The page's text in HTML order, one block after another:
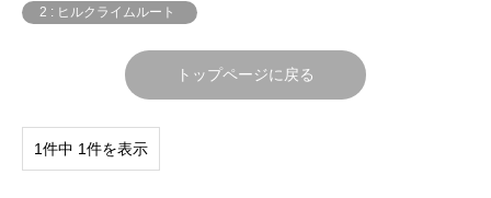
2 : ヒルクライムルート
トップページに戻る
1件中 1件を表示